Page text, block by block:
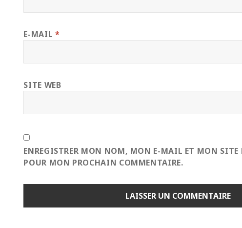
E-MAIL *
SITE WEB
ENREGISTRER MON NOM, MON E-MAIL ET MON SITE
POUR MON PROCHAIN COMMENTAIRE.